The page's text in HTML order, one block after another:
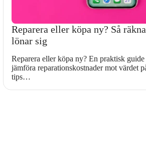
Reparera eller köpa ny? Så
lönar sig
Reparera eller köpa ny? En praktisk
jämföra reparationskostnader mot värdet
tips…